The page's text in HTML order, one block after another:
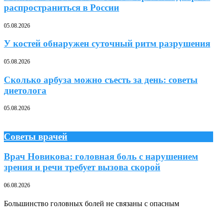
распространиться в России
05.08.2026
У костей обнаружен суточный ритм разрушения
05.08.2026
Сколько арбуза можно съесть за день: советы
диетолога
05.08.2026
Советы врачей
Врач Новикова: головная боль с нарушением
зрения и речи требует вызова скорой
06.08.2026
Большинство головных болей не связаны с опасным